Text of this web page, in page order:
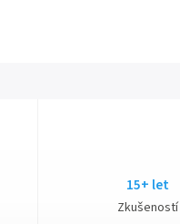
15+ let
Zkušeností